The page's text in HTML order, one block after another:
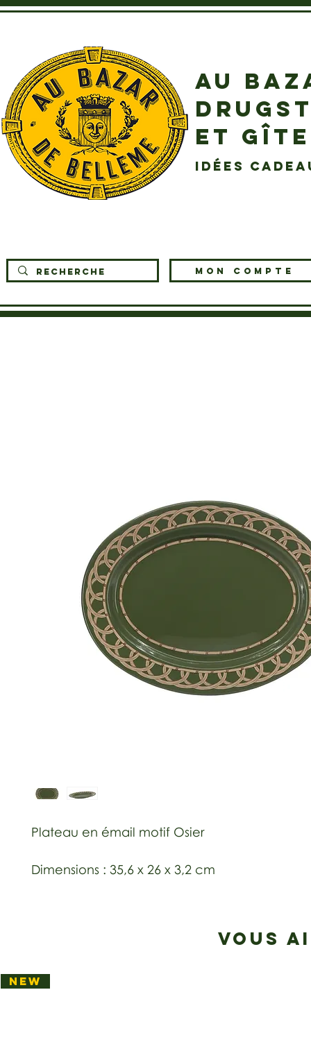
AU
ET
idées
MON COMPTE
Plateau en émail motif Osier
Dimensions : 35,6 x 26 x 3,2 cm
VOUS
NEW